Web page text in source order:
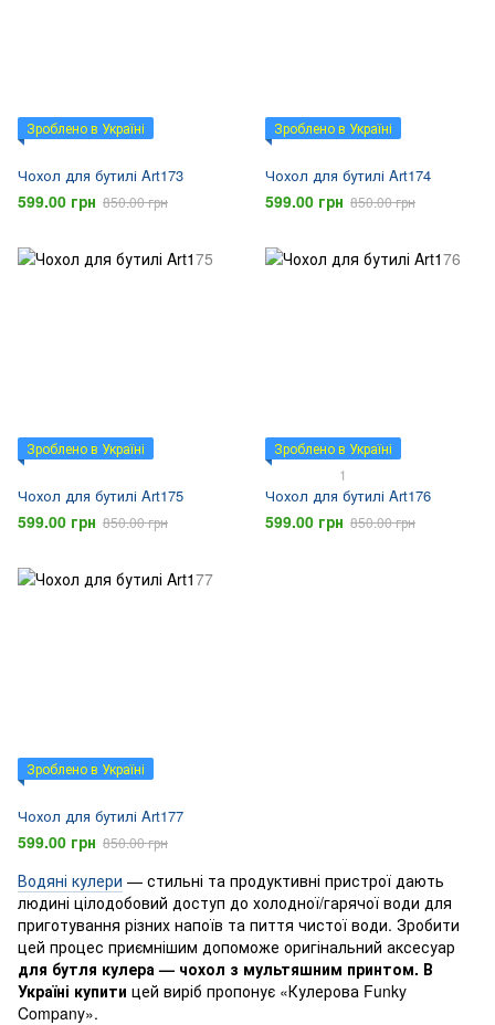
Зроблено в Україні
Чохол для бутилі Art173
599.00 грн 850.00 грн
Зроблено в Україні
Чохол для бутилі Art174
599.00 грн 850.00 грн
Зроблено в Україні
Чохол для бутилі Art175
599.00 грн 850.00 грн
Зроблено в Україні
1
Чохол для бутилі Art176
599.00 грн 850.00 грн
Зроблено в Україні
Чохол для бутилі Art177
599.00 грн 850.00 грн
Водяні кулери — стильні та продуктивні пристрої дають
людині цілодобовий доступ до холодної/гарячої води для
приготування різних напоїв та пиття чистої води. Зробити
цей процес приємнішим допоможе оригінальний аксесуар
для бутля кулера — чохол з мультяшним принтом. В
Україні купити цей виріб пропонує «Кулерова Funky
Company».